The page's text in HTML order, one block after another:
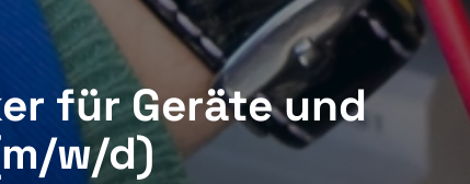
für Geräte und
w/d)